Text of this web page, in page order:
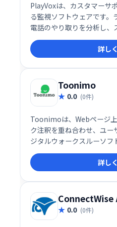
PlayVoxは、カスタマーサ
る監視ソフトウェアです。
電話のやり取りを分析し
や顧客体験を評価。わず
作成でき、コーチングやモ
ます。全チャネルの顧客
効果的なサポート体制を構
詳し
Toonimo
0.0 (0件)
Toonimoは、Webページ
ク注釈を重ね合わせ、ユー
ジタルウォークスルーソフ
説明やデータ表示を分か
るWeb体験を提供します。
ゲージメント向上に最適で
詳し
0.0 (0件)